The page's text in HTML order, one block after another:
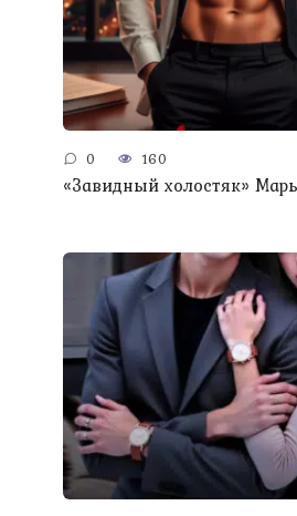
0 160
«Завидный холостяк»